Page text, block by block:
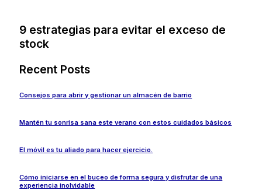
9 estrategias para evitar el exceso de
stock
Recent Posts
Consejos para abrir y gestionar un almacén de barrio
Mantén tu sonrisa sana este verano con estos cuidados básicos
El móvil es tu aliado para hacer ejercicio.
Cómo iniciarse en el buceo de forma segura y disfrutar de una
experiencia inolvidable